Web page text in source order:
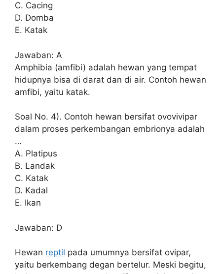
C. Cacing
D. Domba
E. Katak
Jawaban: A
Amphibia (amfibi) adalah hewan yang tempat
hidupnya bisa di darat dan di air. Contoh hewan
amfibi, yaitu katak.
Soal No. 4). Contoh hewan bersifat ovovivipar
dalam proses perkembangan embrionya adalah
…
A. Platipus
B. Landak
C. Katak
D. Kadal
E. Ikan
Jawaban: D
Hewan reptil pada umumnya bersifat ovipar,
yaitu berkembang degan bertelur. Meski begitu,